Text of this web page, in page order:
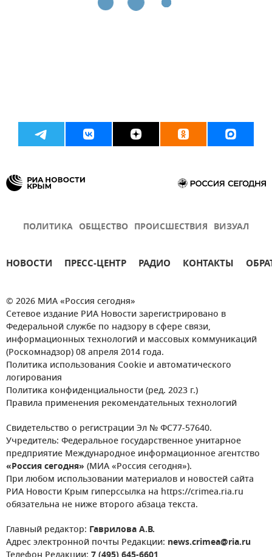
ПОЛИТИКА ОБЩЕСТВО ПРОИСШЕСТВИЯ ВИЗУАЛ
НОВОСТИ ПРЕСС-ЦЕНТР РАДИО КОНТАКТЫ
© 2026 МИА «Россия сегодня»
Сетевое издание РИА Новости зарегистрировано в
Федеральной службе по надзору в сфере связи,
информационных технологий и массовых коммуникаций
(Роскомнадзор) 08 апреля 2014 года.
Политика использования Cookie и автоматического
логирования
Политика конфиденциальности (ред. 2023 г.)
Правила применения рекомендательных технологий
Свидетельство о регистрации Эл № ФС77-57640.
Учредитель: Федеральное государственное унитарное
предприятие Международное информационное агентство
«Россия сегодня» (МИА «Россия сегодня»).
При любом использовании материалов и новостей сайта
РИА Новости Крым гиперссылка на https://crimea.ria.ru
обязательна не ниже второго абзаца текста.
Главный редактор: Гаврилова А.В.
Адрес электронной почты Редакции: news.crimea@ria.ru